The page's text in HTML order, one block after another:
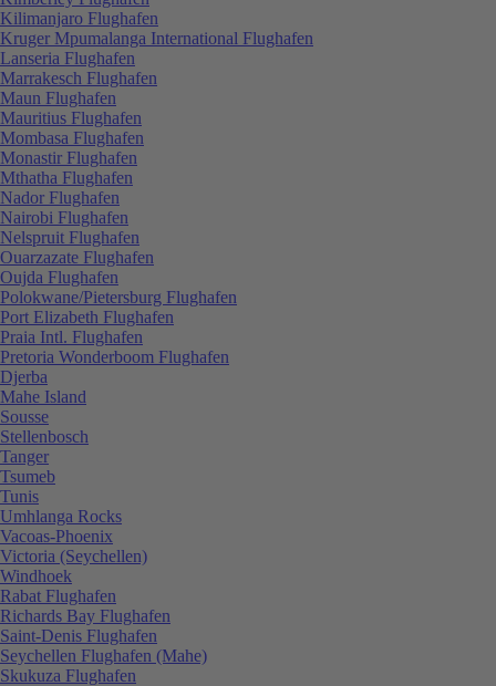
Kilimanjaro Flughafen
Kruger Mpumalanga International Flughafen
Lanseria Flughafen
Marrakesch Flughafen
Maun Flughafen
Mauritius Flughafen
Mombasa Flughafen
Monastir Flughafen
Mthatha Flughafen
Nador Flughafen
Nairobi Flughafen
Nelspruit Flughafen
Ouarzazate Flughafen
Oujda Flughafen
Polokwane/Pietersburg Flughafen
Port Elizabeth Flughafen
Praia Intl. Flughafen
Pretoria Wonderboom Flughafen
Djerba
Mahe Island
Sousse
Stellenbosch
Tanger
Tsumeb
Tunis
Umhlanga Rocks
Vacoas-Phoenix
Victoria (Seychellen)
Windhoek
Rabat Flughafen
Richards Bay Flughafen
Saint-Denis Flughafen
Seychellen Flughafen (Mahe)
Skukuza Flughafen